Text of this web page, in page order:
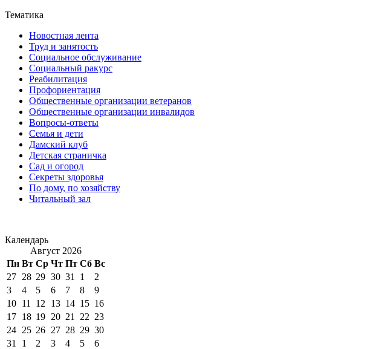
Тематика
Новостная лента
Труд и занятость
Социальное обслуживание
Социальный ракурс
Реабилитация
Профориентация
Общественные организации ветеранов
Общественные организации инвалидов
Вопросы-ответы
Семья и дети
Дамский клуб
Детская страничка
Сад и огород
Секреты здоровья
По дому, по хозяйству
Читальный зал
Календарь
Август 2026
Пн Вт Ср Чт Пт Сб Вс
27 28 29 30 31 1
2
3
4 5 6 7 8
9
10 11 12 13 14 15 16
17 18 19 20 21 22 23
24 25 26 27 28 29 30
31
1 2 3 4 5
6